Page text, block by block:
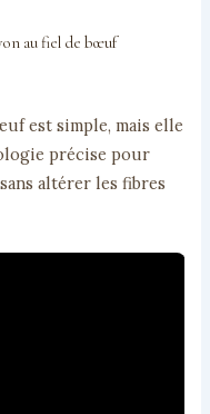
au fiel de bœuf
est simple, mais elle
précise pour
altérer les fibres